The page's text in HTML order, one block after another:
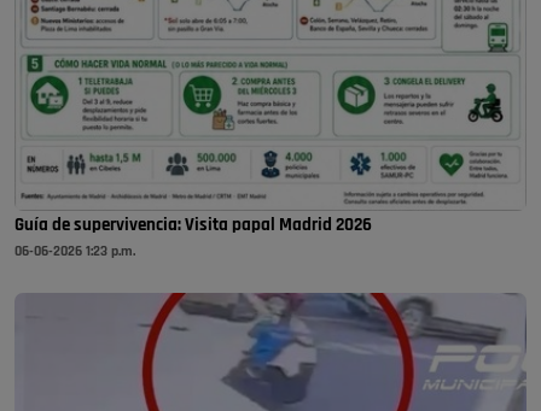
Guía de supervivencia: Visita papal Madrid 2026
06-06-2026 1:23 p.m.